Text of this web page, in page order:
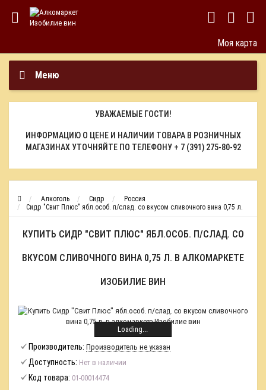
Моя карта
Меню
УВАЖАЕМЫЕ ГОСТИ!
ИНФОРМАЦИЮ О ЦЕНЕ И НАЛИЧИИ ТОВАРА В РОЗНИЧНЫХ
МАГАЗИНАХ УТОЧНЯЙТЕ ПО ТЕЛЕФОНУ + 7 (391) 275-80-92
Алкоголь Сидр
Россия
Сидр "Свит Плюс" ябл.особ. п/слад. со вкусом сливочного вина 0,75 л.
КУПИТЬ СИДР "СВИТ ПЛЮС" ЯБЛ.ОСОБ. П/СЛАД. СО
ВКУСОМ СЛИВОЧНОГО ВИНА 0,75 Л. В АЛКОМАРКЕТЕ
ИЗОБИЛИЕ ВИН
Loading...
Производитель: Производитель не указан
Доступность: Нет в наличии
Код товара: 01-00014474